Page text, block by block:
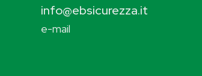
info@ebsicurezza.it
e-mail